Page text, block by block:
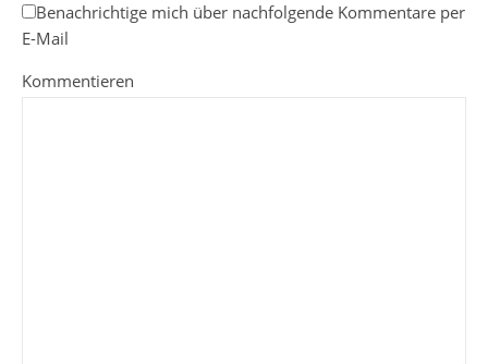
Benachrichtige mich über nachfolgende Kommentare per
E-Mail
Kommentieren